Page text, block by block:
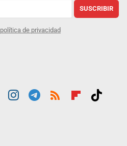
SUSCRIBIR
política de privacidad